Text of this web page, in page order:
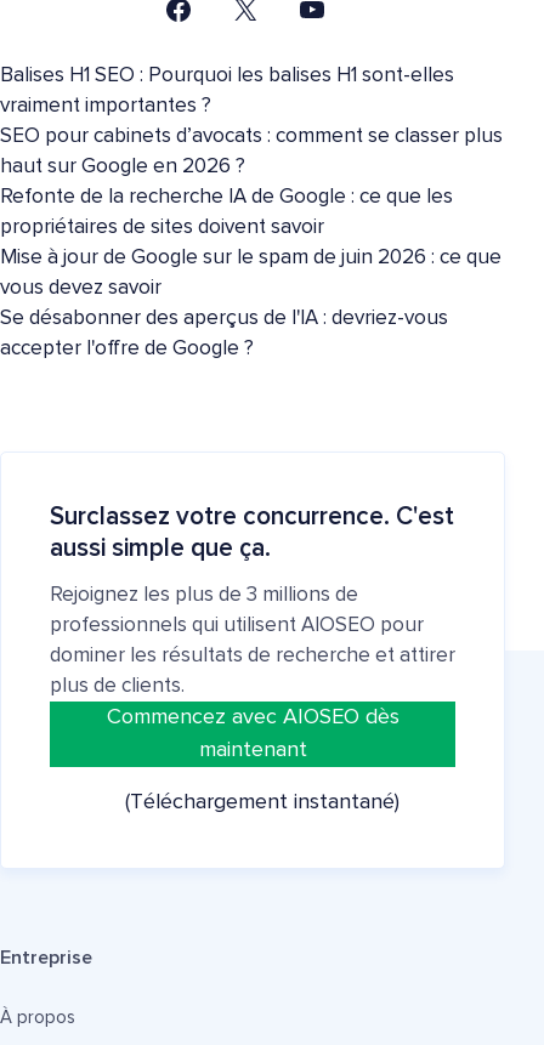
Balises H1 SEO : Pourquoi les balises H1 sont-elles
vraiment importantes ?
SEO pour cabinets d’avocats : comment se classer plus
haut sur Google en 2026 ?
Refonte de la recherche IA de Google : ce que les
propriétaires de sites doivent savoir
Mise à jour de Google sur le spam de juin 2026 : ce que
vous devez savoir
Se désabonner des aperçus de l'IA : devriez-vous
accepter l'offre de Google ?
Surclassez votre concurrence. C'est
aussi simple que ça.
Rejoignez les plus de 3 millions de
professionnels qui utilisent AIOSEO pour
dominer les résultats de recherche et attirer
plus de clients.
Commencez avec AIOSEO dès
maintenant
(Téléchargement instantané)
Entreprise
À propos